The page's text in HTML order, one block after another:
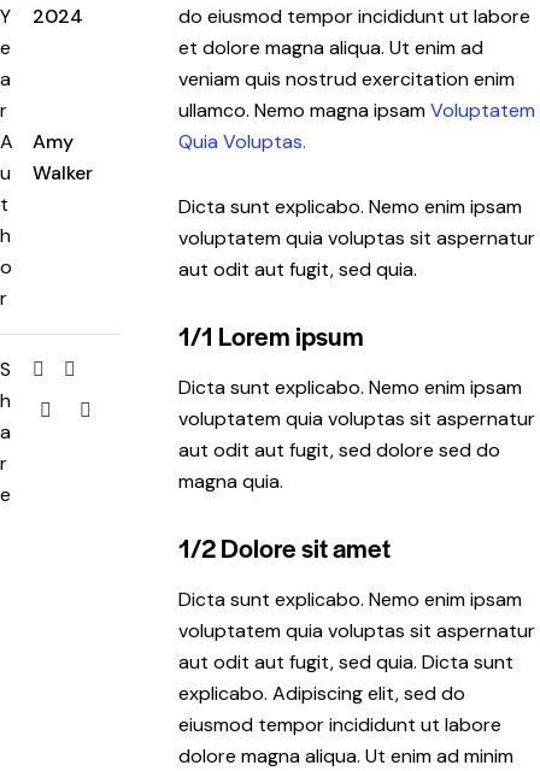
Y
e
a
r
2024
A
u
t
h
o
r
Amy
Walker
S
h
a
r
e
do eiusmod tempor incididunt ut labore
et dolore magna aliqua. Ut enim ad
veniam quis nostrud exercitation enim
ullamco. Nemo magna ipsamVoluptatem
Quia Voluptas.
Dicta sunt explicabo. Nemo enim ipsam
voluptatem quia voluptas sit aspernatur
aut odit aut fugit, sed quia.
1/1 Lorem ipsum
Dicta sunt explicabo. Nemo enim ipsam
voluptatem quia voluptas sit aspernatur
aut odit aut fugit, sed dolore sed do
magna quia.
1/2 Dolore sit amet
Dicta sunt explicabo. Nemo enim ipsam
voluptatem quia voluptas sit aspernatur
aut odit aut fugit, sed quia. Dicta sunt
explicabo. Adipiscing elit, sed do
eiusmod tempor incididunt ut labore
dolore magna aliqua. Ut enim ad minim